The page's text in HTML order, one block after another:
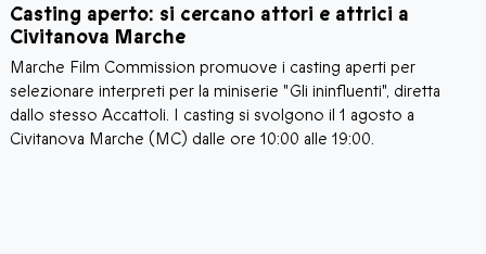
aperto: si cercano attori e attrici a
Marche
Film Commission promuove i casting aperti per
interpreti per la miniserie "Gli ininfluenti", diretta
stesso Accattoli. I casting si svolgono il 1 agosto a
Marche (MC) dalle ore 10:00 alle 19:00.